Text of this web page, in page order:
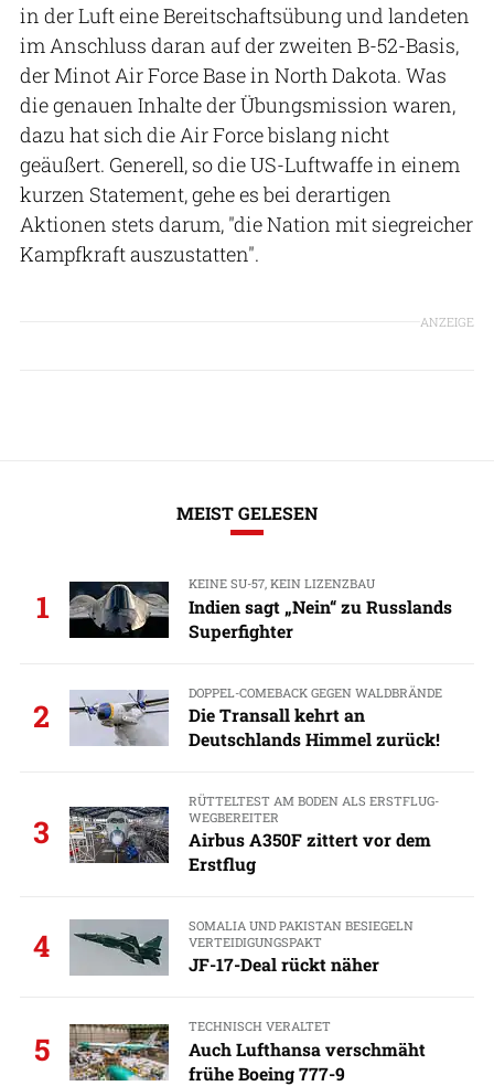
in der Luft eine Bereitschaftsübung und landeten
im Anschluss daran auf der zweiten B-52-Basis,
der Minot Air Force Base in North Dakota. Was
die genauen Inhalte der Übungsmission waren,
dazu hat sich die Air Force bislang nicht
geäußert. Generell, so die US-Luftwaffe in einem
kurzen Statement, gehe es bei derartigen
Aktionen stets darum, "die Nation mit siegreicher
Kampfkraft auszustatten".
ANZEIGE
MEIST GELESEN
1
KEINE SU-57, KEIN LIZENZBAU
Indien sagt „Nein“ zu Russlands
Superfighter
2
DOPPEL-COMEBACK GEGEN WALDBRÄNDE
Die Transall kehrt an
Deutschlands Himmel zurück!
3
RÜTTELTEST AM BODEN ALS ERSTFLUG-
WEGBEREITER
Airbus A350F zittert vor dem
Erstflug
4
SOMALIA UND PAKISTAN BESIEGELN
VERTEIDIGUNGSPAKT
JF-17-Deal rückt näher
5
TECHNISCH VERALTET
Auch Lufthansa verschmäht
frühe Boeing 777-9